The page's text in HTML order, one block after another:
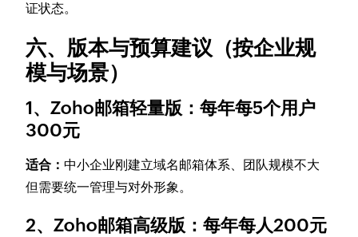
证状态。
六、版本与预算建议（按企业规
模与场景）
1、Zoho邮箱轻量版：每年每5个用户
300元
适合：中小企业刚建立域名邮箱体系、团队规模不大
但需要统一管理与对外形象。
2、Zoho邮箱高级版：每年每人200元